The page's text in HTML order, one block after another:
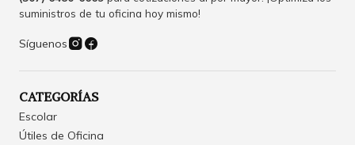
suministros de tu oficina hoy mismo!
Síguenos
CATEGORÍAS
Escolar
Útiles de Oficina